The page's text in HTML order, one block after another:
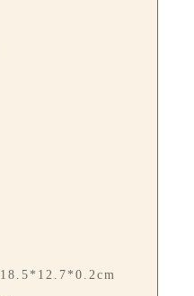
18.5*12.7*0.2cm